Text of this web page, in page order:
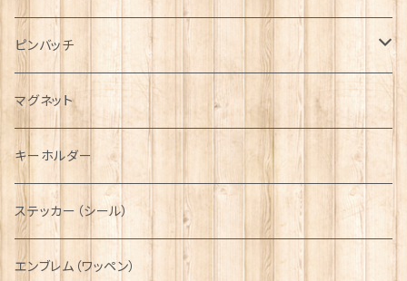
ハンチング帽
ディアストーカー
ニット帽
マフラー
タータン【Bronte by Moon】
タータン【Glencroft】
ボタンラップマフラー【Aran Traditions】
サッシュ
スカーフ
ファッションマスク
ペンダント
チャーム
その他のアクセサリー
ラブスプーン
ラブスプーン【SION LLEWELLYN】
ラブスプーン【PAUL CURTIS】
ファブリック
ティータオル
ペーパーナプキン
ティーコジー
その他テーブルウェア
ピンバッチ
ジェネラルデザイン
乗り物
動物＆植物
国旗＆紋章
ミリタリー
NAVY
AIRFORCE
ピューター
マグネット
キーホルダー
ステッカー（シール）
エンブレム（ワッペン）